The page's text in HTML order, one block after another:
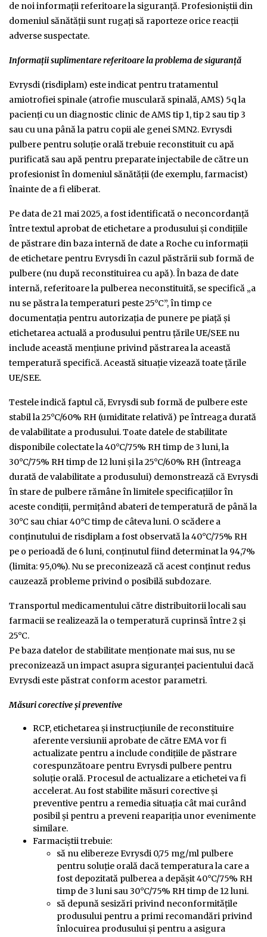
de noi informații referitoare la siguranță. Profesioniștii din
domeniul sănătății sunt rugați să raporteze orice reacții
adverse suspectate.
Informaţii suplimentare referitoare la problema de siguranţă
Evrysdi (risdiplam) este indicat pentru tratamentul
amiotrofiei spinale (atrofie musculară spinală, AMS) 5q la
pacienţi cu un diagnostic clinic de AMS tip 1, tip 2 sau tip 3
sau cu una până la patru copii ale genei SMN2. Evrysdi
pulbere pentru soluţie orală trebuie reconstituit cu apă
purificată sau apă pentru preparate injectabile de către un
profesionist în domeniul sănătății (de exemplu, farmacist)
înainte de a fi eliberat.
Pe data de 21 mai 2025, a fost identificată o neconcordanță
între textul aprobat de etichetare a produsului și condițiile
de păstrare din baza internă de date a Roche cu informații
de etichetare pentru Evrysdi în cazul păstrării sub formă de
pulbere (nu după reconstituirea cu apă). În baza de date
internă, referitoare la pulberea neconstituită, se specifică „a
nu se păstra la temperaturi peste 25°C”, în timp ce
documentația pentru autorizația de punere pe piață și
etichetarea actuală a produsului pentru țările UE/SEE nu
include această mențiune privind păstrarea la această
temperatură specifică. Această situație vizează toate țările
UE/SEE.
Testele indică faptul că, Evrysdi sub formă de pulbere este
stabil la 25°C/60% RH (umiditate relativă) pe întreaga durată
de valabilitate a produsului. Toate datele de stabilitate
disponibile colectate la 40°C/75% RH timp de 3 luni, la
30°C/75% RH timp de 12 luni și la 25°C/60% RH (întreaga
durată de valabilitate a produsului) demonstrează că Evrysdi
în stare de pulbere rămâne în limitele specificațiilor în
aceste condiții, permițând abateri de temperatură de până la
30°C sau chiar 40°C timp de câteva luni. O scădere a
conținutului de risdiplam a fost observată la 40°C/75% RH
pe o perioadă de 6 luni, conținutul fiind determinat la 94,7%
(limita: 95,0%). Nu se preconizează că acest conținut redus
cauzează probleme privind o posibilă subdozare.
Transportul medicamentului către distribuitorii locali sau
farmacii se realizează la o temperatură cuprinsă între 2 și
25°C.
Pe baza datelor de stabilitate menționate mai sus, nu se
preconizează un impact asupra siguranței pacientului dacă
Evrysdi este păstrat conform acestor parametri.
Măsuri corective și preventive
RCP, etichetarea și instrucțiunile de reconstituire
aferente versiunii aprobate de către EMA vor fi
actualizate pentru a include condițiile de păstrare
corespunzătoare pentru Evrysdi pulbere pentru
soluție orală. Procesul de actualizare a etichetei va fi
accelerat. Au fost stabilite măsuri corective și
preventive pentru a remedia situația cât mai curând
posibil și pentru a preveni reapariția unor evenimente
similare.
Farmaciștii trebuie:
să nu elibereze Evrysdi 0,75 mg/ml pulbere
pentru soluţie orală dacă temperatura la care a
fost depozitată pulberea a depășit 40°C/75% RH
timp de 3 luni sau 30°C/75% RH timp de 12 luni.
să depună sesizări privind neconformitățile
produsului pentru a primi recomandări privind
înlocuirea produsului și pentru a asigura